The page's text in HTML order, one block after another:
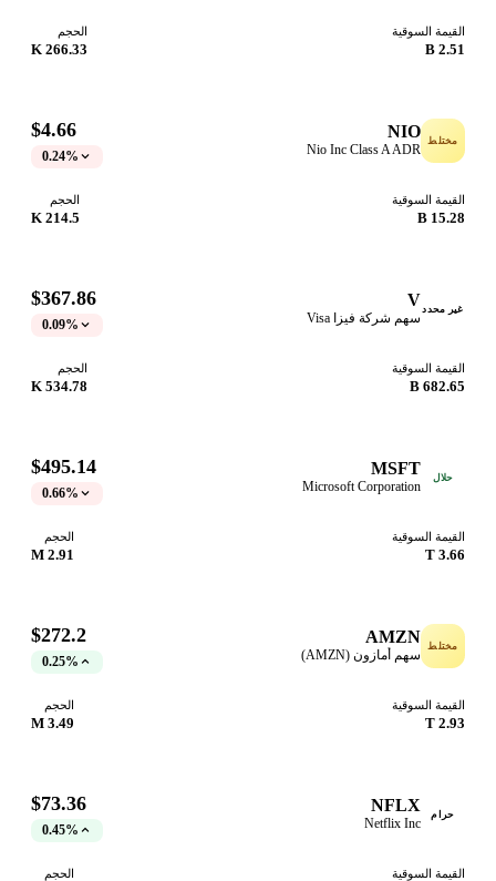
القيمة السوقية
2.51 B
الحجم
266.33 K
مختلط NIO
Nio Inc Class A ADR
$4.66
0.24%
القيمة السوقية
15.28 B
الحجم
214.5 K
غير محدد V
سهم شركة فيزا Visa
$367.86
0.09%
القيمة السوقية
682.65 B
الحجم
534.78 K
حلال MSFT
Microsoft Corporation
$495.14
0.66%
القيمة السوقية
3.66 T
الحجم
2.91 M
مختلط AMZN
سهم أمازون (AMZN)
$272.2
0.25%
القيمة السوقية
2.93 T
الحجم
3.49 M
حرام NFLX
Netflix Inc
$73.36
0.45%
القيمة السوقية الحجم